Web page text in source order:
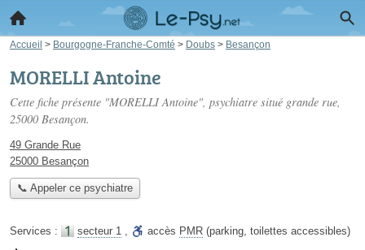
Accueil > Bourgogne-Franche-Comté > Doubs > Besançon
MORELLI Antoine
Cette fiche présente "MORELLI Antoine", psychiatre situé grande rue,
25000 Besançon.
49 Grande Rue
25000 Besançon
📞 Appeler ce psychiatre
Services : secteur 1 , accès PMR (parking, toilettes accessibles)